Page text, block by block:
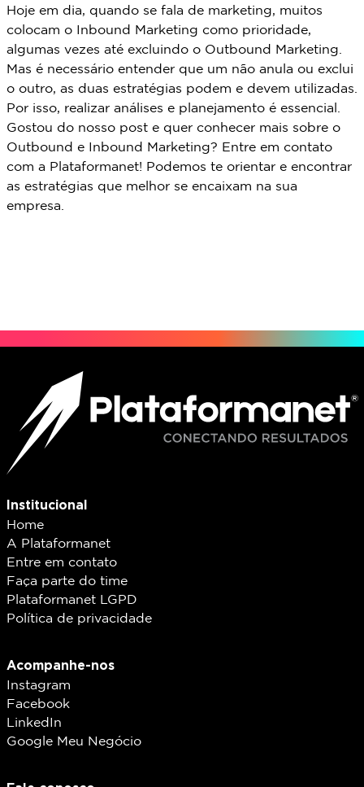
Hoje em dia, quando se fala de marketing, muitos
colocam o Inbound Marketing como prioridade,
algumas vezes até excluindo o Outbound Marketing.
Mas é necessário entender que um não anula ou exclui
o outro, as duas estratégias podem e devem utilizadas.
Por isso, realizar análises e planejamento é essencial.
Gostou do nosso post e quer conhecer mais sobre o
Outbound e Inbound Marketing? Entre em contato
com a Plataformanet! Podemos te orientar e encontrar
as estratégias que melhor se encaixam na sua
empresa.
Institucional
Home
A Plataformanet
Entre em contato
Faça parte do time
Plataformanet LGPD
Política de privacidade
Acompanhe-nos
Instagram
Facebook
LinkedIn
Google Meu Negócio